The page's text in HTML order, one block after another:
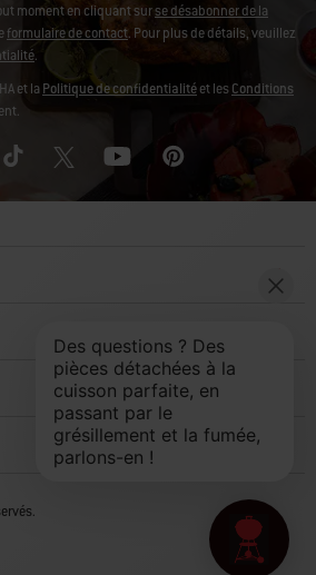
moment en cliquant surse désabonner de la
formulaire de contact. Pour plus de détails, veuillez
.
et la Politique de confidentialitéet lesConditions